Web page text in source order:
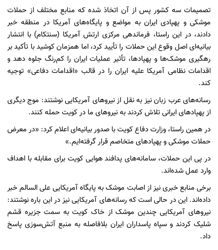
تصمیمات سه کشور پس از آن اتخاذ شده که منابع مختلف از حملات
موشکی و پهپادی ایران به مواضع و پایگاه‌های آمریکا در منطقه خبر
دادند، در این راستا، فرماندهی مرکزی ارتش آمریکا (سنتکام) با انتشار
بیانیه‌ای اصل وقوع این حملات را تأیید کرد، اما همزمان کوشید با تأکید بر
رهگیری موشک‌ها و پهپادها، تأثیر عملیات ایران را کم‌رنگ جلوه دهد و
اقدامات نظامی آمریکا علیه ایران را در قالب «اقدامات دفاعی» توجیه
کند.
رسانه‌های عرب زبان نیز به نقل از نیروهای آمریکایی نوشتند: موج دیگری
از پهپادهای ایرانی تلاش کردند به نیروهای ما در کویت حمله کنند.
در همین راستا، وزارت دفاع کویت با صدور بیانیه‌ای اعلام کرد: «در معرض
حملات موشکی و پهپادهای متخاصم قرار گرفته‌ایم.»
در پی این حملات، سامانه‌های پدافند هوایی کویت برای مقابله با اهداف
وارد عمل شده‌اند.
برخی منابع خبری نیز از اصابت موشک به پایگاه آمریکایی علی السالم خبر
داده‌اند. این در حالی است که رسانه‌های آمریکایی نیز در این باره نوشتند:
نیروهای آمریکایی چندین موشک از خاک کویت به سمت جزیره قشم
شلیک کردند و سپاه پاسداران ایران بلافاصله به منبع آتش‌سوزی پاسخ
داد.